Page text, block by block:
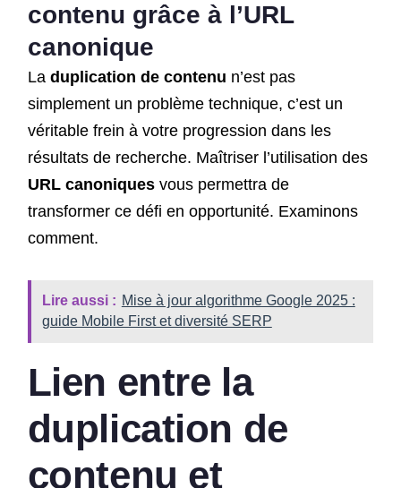
contenu grâce à l’URL
canonique
La duplication de contenu n’est pas
simplement un problème technique, c’est un
véritable frein à votre progression dans les
résultats de recherche. Maîtriser l’utilisation des
URL canoniquesvous permettra de
transformer ce défi en opportunité. Examinons
comment.
Lire aussi : Mise à jour algorithme Google 2025 :
guide Mobile First et diversité SERP
Lien entre la
duplication de
contenu et